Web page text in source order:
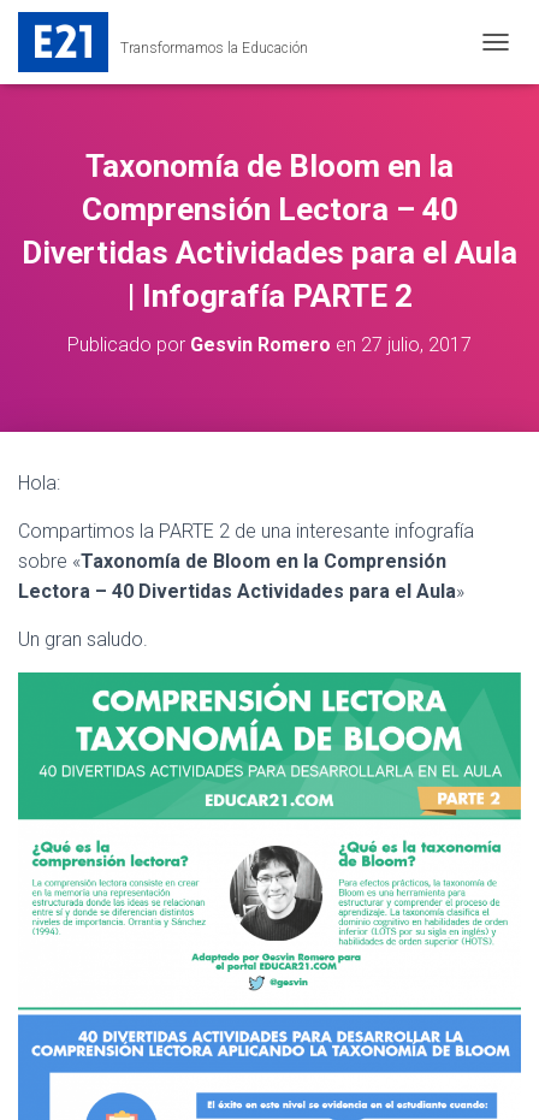
Transformamos la Educación
A
O
D
Taxonomía de Bloom en la
Comprensión Lectora – 40
Divertidas Actividades para el Aula
| Infografía PARTE 2
Publicado por Gesvin Romero en 27 julio, 2017
Hola:
Compartimos la PARTE 2 de una interesante infografía
sobre «Taxonomía de Bloom en la Comprensión
Lectora – 40 Divertidas Actividades para el Aula»
Un gran saludo.